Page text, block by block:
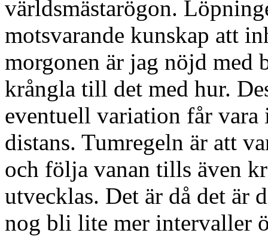
världsmästarögon.
motsvarande kunskap att
morgonen är jag nöjd med
krångla till det med hur.
eventuell variation får vara
distans. Tumregeln är att
och följa vanan tills även
utvecklas. Det är då det är
nog bli lite mer intervaller